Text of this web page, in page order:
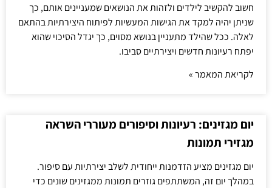
חשוב להקשיב לילדים ולזהות את הנושאים שמעניינים אותם, כך
שניתן יהיה למקד את הגישות המעשיות לפיתוח היצירתיות בהתאם
לאלה. ככל שהילד מתעניין בנושא מסוים, כך יגדל הסיכוי שהוא
יפתח רעיונות חדשים ויצירתיים סביבו.
לקריאת המאמר »
יום מגזינים: רעיונות וסיפורים מעוררי השראה
מגזירי תמונות
יום מגזינים מציע הזדמנות ייחודית לשלב יצירתיות עם סיפור.
במהלך יום זה, המשתתפים גוזרים תמונות ממגזינים שונים כדי